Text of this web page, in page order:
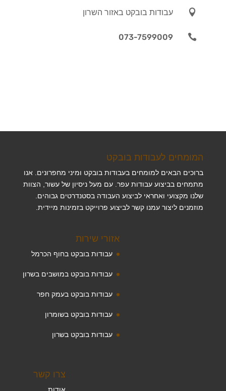
 עבודות בובקט באזור השרון

073-7599009
המומחים לעבודות בובקט
ברוכים הבאים למומחים בעבודות בובקט ומיני מחפרונים. אנו
מתמחים בביצוע עבודות עפר. עם מעל ניסיון של עשור, הצוות
שלנו מקצועי ואחראי לביצוע העבודה בסטנדרטים גבוהים.
מוזמנים ליצור עמנו קשר לביצוע פרוייקט בזמינות מיידית.
אזורי שירות
עבודות בובקט בחוף הכרמל
עבודות בובקט במושבים בשרון
עבודות בובקט בעמק חפר
עבודות בובקט בשומרון
עבודות בובקט בשרון
צרו קשר